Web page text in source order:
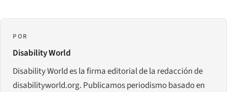
POR
Disability World
Disability World es la firma editorial de la redacción de
disabilityworld.org. Publicamos periodismo basado en